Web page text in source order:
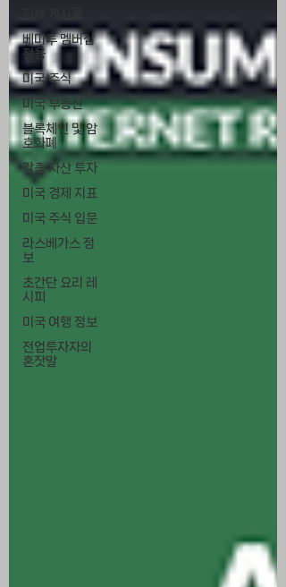
베미투 멤버십
전용
미국 주식
미국 부동산
블록체인 및 암
호화폐
각종 자산 투자
미국 경제 지표
미국 주식 입문
라스베가스 정
보
초간단 요리 레
시피
미국 여행 정보
전업투자자의
혼잣말